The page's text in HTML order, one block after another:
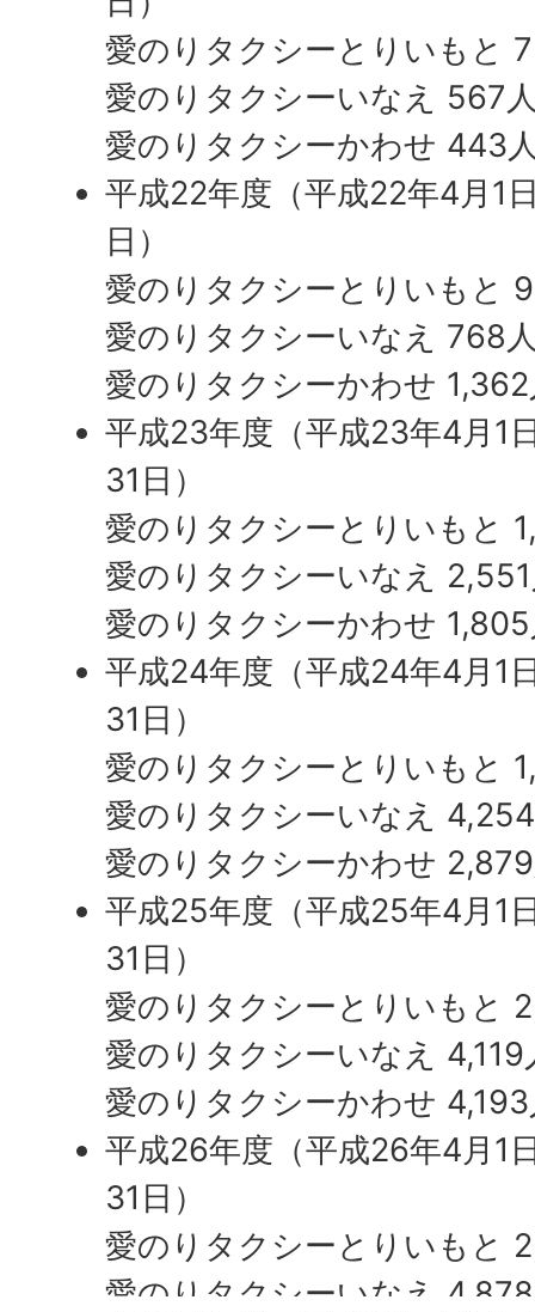
愛のりタクシーとりいもと
愛のりタクシーいなえ 567
愛のりタクシーかわせ 443
平成22年度（平成22年4月1
日）
愛のりタクシーとりいもと
愛のりタクシーいなえ 768
愛のりタクシーかわせ
平成23年度（平成23年4月1
31日）
愛のりタクシーとりいもと
愛のりタクシーいなえ
愛のりタクシーかわせ
平成24年度（平成24年4月1
31日）
愛のりタクシーとりいもと
愛のりタクシーいなえ
愛のりタクシーかわせ
平成25年度（平成25年4月1
31日）
愛のりタクシーとりいもと
愛のりタクシーいなえ 4,119
愛のりタクシーかわせ
平成26年度（平成26年4月1
31日）
愛のりタクシーとりいもと
愛のりタクシーいなえ